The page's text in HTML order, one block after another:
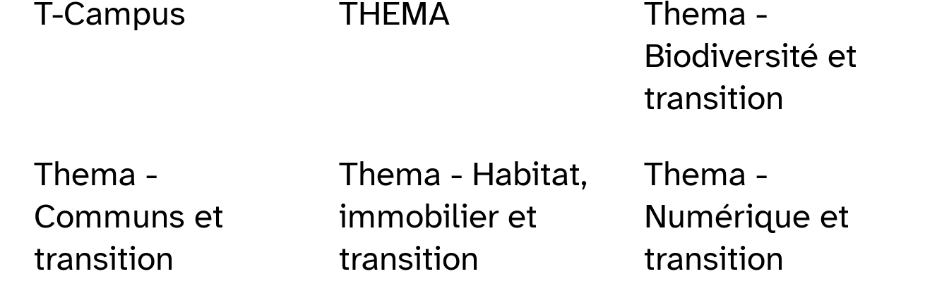
T-Campus
THEMA
Thema -
Biodiversité et
transition
Thema -
Communs et
transition
Thema - Habitat,
immobilier et
transition
Thema -
Numérique et
transition